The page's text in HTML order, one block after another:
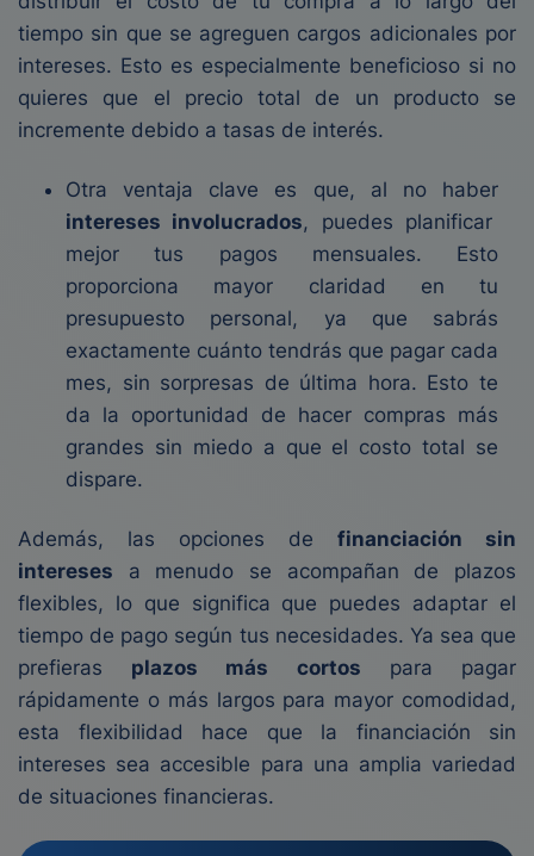
tiempo sin que se agreguen cargos adicionales por
intereses. Esto es especialmente beneficioso si no
quieres que el precio total de un producto se
incremente debido a tasas de interés.
Otra ventaja clave es que, al no haber
intereses involucrados, puedes planificar
mejor tus pagos mensuales. Esto
proporciona mayor claridad en tu
presupuesto personal, ya que sabrás
exactamente cuánto tendrás que pagar cada
mes, sin sorpresas de última hora. Esto te
da la oportunidad de hacer compras más
grandes sin miedo a que el costo total se
dispare.
Además, las opciones de financiación sin
intereses a menudo se acompañan de plazos
flexibles, lo que significa que puedes adaptar el
tiempo de pago según tus necesidades. Ya sea que
prefieras plazos más cortos para pagar
rápidamente o más largos para mayor comodidad,
esta flexibilidad hace que la financiación sin
intereses sea accesible para una amplia variedad
de situaciones financieras.